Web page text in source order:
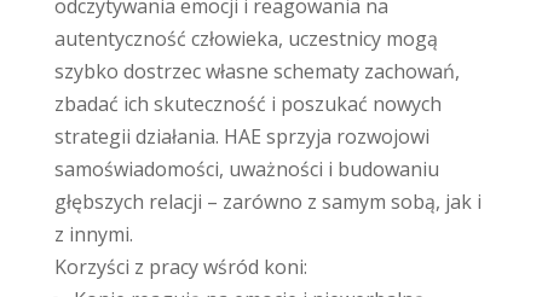
odczytywania emocji i reagowania na
autentyczność człowieka, uczestnicy mogą
szybko dostrzec własne schematy zachowań,
zbadać ich skuteczność i poszukać nowych
strategii działania. HAE sprzyja rozwojowi
samoświadomości, uważności i budowaniu
głębszych relacji – zarówno z samym sobą, jak i
z innymi.
Korzyści z pracy wśród koni: